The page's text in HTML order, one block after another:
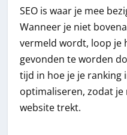
SEO is waar je mee
Wanneer je niet
vermeld wordt, loop je
gevonden te worden
tijd in hoe je je ranking
optimaliseren, zodat
website trekt.